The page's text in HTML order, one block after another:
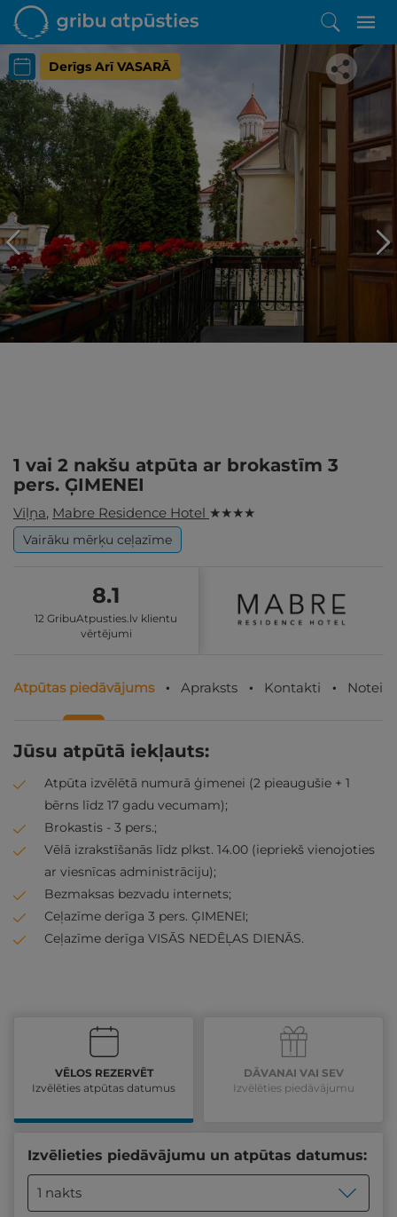
Derīgs Arī VASARĀ
Iepatikās šis piedāvājums?
Līdz brīnišķīgai atpūtai atlikuši tikai daži soļi
PĒRKU
1 vai 2 nakšu atpūta ar brokastīm 3
pers. ĢIMENEI
Viļņa, Mabre Residence Hotel ★ ★ ★ ★
Vairāku mērķu ceļazīme
8.1
12 GribuAtpusties.lv klientu
vērtējumi
Atpūtas piedāvājums Apraksts Kontakti
Jūsu atpūtā iekļauts:
Atpūta izvēlētā numurā ģimenei (2 pieaugušie + 1
bērns līdz 17 gadu vecumam);
Brokastis - 3 pers.;
Vēlā izrakstīšanās līdz plkst. 14.00 (iepriekš vienojoties
ar viesnīcas administrāciju);
Bezmaksas bezvadu internets;
Ceļazīme derīga 3 pers. ĢIMENEI;
Ceļazīme derīga VISĀS NEDĒĻAS DIENĀS.
VĒLOS REZERVĒT
Izvēlēties atpūtas datumus
DĀVANAI VAI SEV
Izvēlēties piedāvājumu
Izvēlieties piedāvājumu un atpūtas datumus:
1 nakts